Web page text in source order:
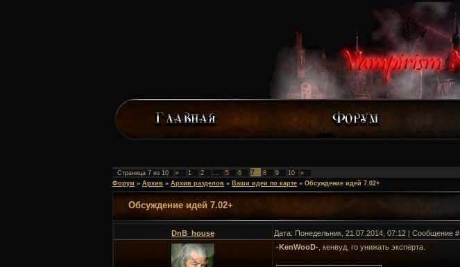
Страница 7 из 10 « 1 2 … 5 6 7 8 9 10 »
Форум » Архив » Архив разделов » Ваши идеи по карте » Обсуждение идей 7.02+
Обсуждение идей 7.02+
DnB_house Дата: Понедельник, 21.07.2014, 07:12 | Сообщение #
-KenWooD- , кенвуд, го унижать эксперта.